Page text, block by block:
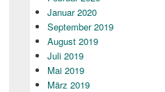
Januar 2020
September 2019
August 2019
Juli 2019
Mai 2019
März 2019